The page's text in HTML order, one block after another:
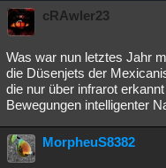
Menschen Wissenschaft
Spiritualität
Natur Umfragen
weitere Rubriken
Philosophie Träume
cRAwler23
Was war nun letztes Jahr
die Düsenjets der
die nur über infrarot
Bewegungen intelligenter
MorpheuS8382